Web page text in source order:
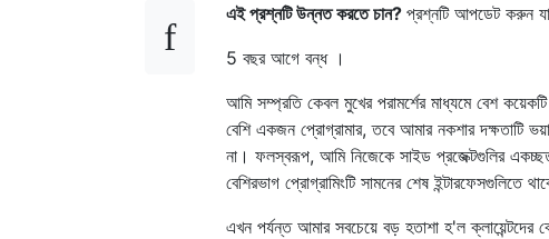
এই প্রশ্নটি উন্নত করতে চান? প্রশ্নটি আপডেট করুন
5 বছর আগে বন্ধ ।
আমি সম্প্রতি কেবল মুখের পরামর্শের মাধ্যমে বেশ
বেশি একজন প্রোগ্রামার, তবে আমার নকশার দক্ষতাটি
না। ফলস্বরূপ, আমি নিজেকে সাইড প্রজেক্টগুলির
বেশিরভাগ প্রোগ্রামিংটি সামনের শেষ ইন্টারফেসগুলিতে
এখন পর্যন্ত আমার সবচেয়ে বড় হতাশা হ'ল ক্লায়েন্টদের